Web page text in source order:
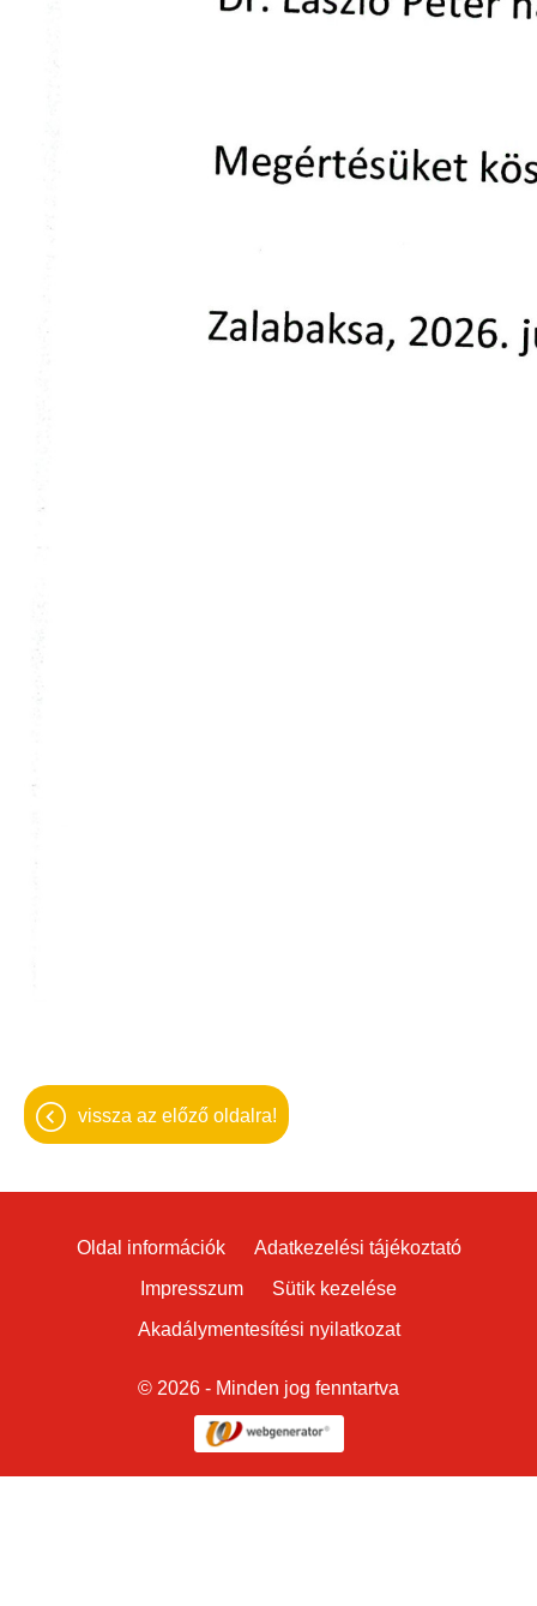
vissza az előző oldalra!
© 2026 - Minden jog fenntartva
Oldal információk
Adatkezelési tájékoztató
Impresszum
Sütik kezelése
Akadálymentesítési nyilatkozat